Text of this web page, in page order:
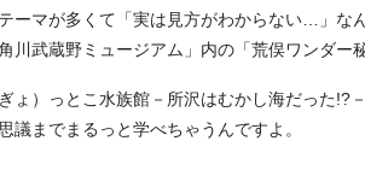
ーマが多くて「実は見方がわからない…」な
川武蔵野ミュージアム」内の「荒俣ワンダー
ょ）っとこ水族館－所沢はむかし海だった!?
議までまるっと学べちゃうんですよ。